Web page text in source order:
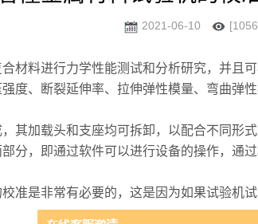
2021-06-10
材料进行力学性能测试和分析研究，并且
度、断裂延伸率、拉伸弹性模量、弯曲弹性
加载头和支座均可拆卸，以配合不同形
分，即通过软件可以进行设备的操作，通
是非常有必要的，这是因为如果试验机